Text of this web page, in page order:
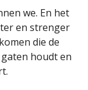
we. En het
en strenger
die de
houdt en